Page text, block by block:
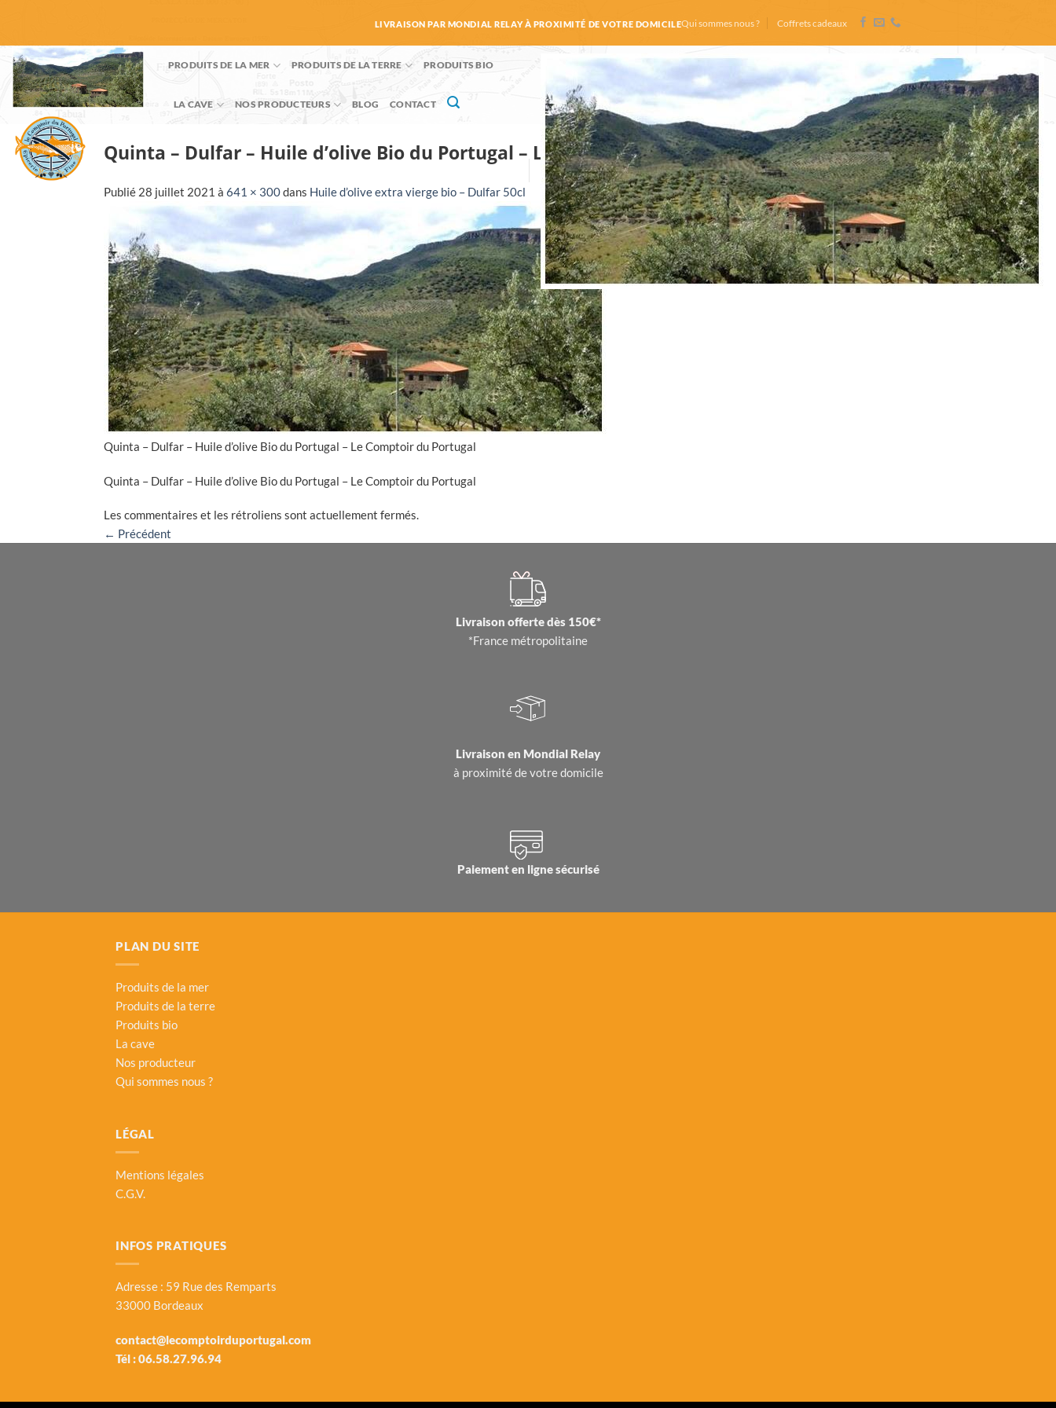
contenu
LIVRAISON PAR MONDIAL RELAY À PROXIMITÉ DE VOTRE DOMICILEQui sommes nous ? Coffrets cadeaux
PRODUITS DE LA MER PRODUITS DE LA TERRE PRODUITS BIO
LA CAVE NOS PRODUCTEURS BLOG CONTACT
Quinta – Dulfar – Huile d’olive Bio du Portugal – Le Comptoir du Portugal
Publié 28 juillet 2021 à 641 × 300dans Huile d’olive extra vierge bio – Dulfar 50cl
Quinta – Dulfar – Huile d’olive Bio du Portugal – Le Comptoir du Portugal
Quinta – Dulfar – Huile d’olive Bio du Portugal – Le Comptoir du Portugal
Les commentaires et les rétroliens sont actuellement fermés.
← Précédent
Livraison offerte dès 150€*
*France métropolitaine
Livraison en Mondial Relay
à proximité de votre domicile
Paiement en ligne sécurisé
PLAN DU SITE
Produits de la mer
Produits de la terre
Produits bio
La cave
Nos producteur
Qui sommes nous ?
LÉGAL
Mentions légales
C.G.V.
INFOS PRATIQUES
Adresse : 59 Rue des Remparts
33000 Bordeaux
contact@lecomptoirduportugal.com
Tél :06.58.27.96.94